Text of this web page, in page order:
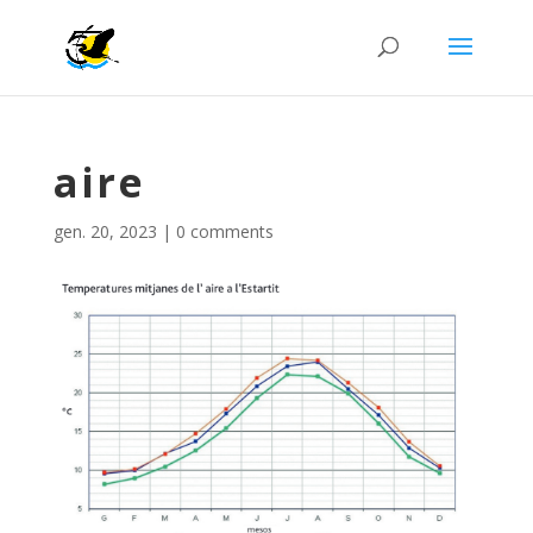
aire
gen. 20, 2023 | 0 comments